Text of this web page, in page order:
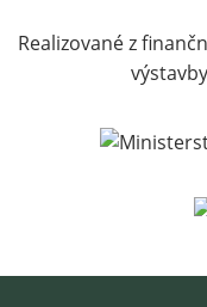
Realizované z